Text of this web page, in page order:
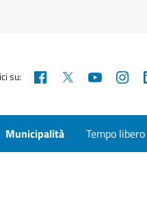
su: Facebook YouTube
Municipalità Tempo libero